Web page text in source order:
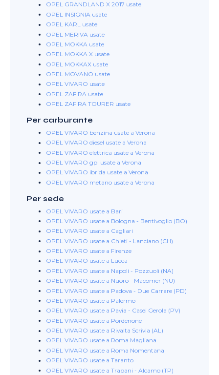
OPEL GRANDLAND X 2017 usate
OPEL INSIGNIA usate
OPEL KARL usate
OPEL MERIVA usate
OPEL MOKKA usate
OPEL MOKKA X usate
OPEL MOKKAX usate
OPEL MOVANO usate
OPEL VIVARO usate
OPEL ZAFIRA usate
OPEL ZAFIRA TOURER usate
Per carburante
OPEL VIVARO benzina usate a Verona
OPEL VIVARO diesel usate a Verona
OPEL VIVARO elettrica usate a Verona
OPEL VIVARO gpl usate a Verona
OPEL VIVARO ibrida usate a Verona
OPEL VIVARO metano usate a Verona
Per sede
OPEL VIVARO usate a Bari
OPEL VIVARO usate a Bologna - Bentivoglio (BO)
OPEL VIVARO usate a Cagliari
OPEL VIVARO usate a Chieti - Lanciano (CH)
OPEL VIVARO usate a Firenze
OPEL VIVARO usate a Lucca
OPEL VIVARO usate a Napoli - Pozzuoli (NA)
OPEL VIVARO usate a Nuoro - Macomer (NU)
OPEL VIVARO usate a Padova - Due Carrare (PD)
OPEL VIVARO usate a Palermo
OPEL VIVARO usate a Pavia - Casei Gerola (PV)
OPEL VIVARO usate a Pordenone
OPEL VIVARO usate a Rivalta Scrivia (AL)
OPEL VIVARO usate a Roma Magliana
OPEL VIVARO usate a Roma Nomentana
OPEL VIVARO usate a Taranto
OPEL VIVARO usate a Trapani - Alcamo (TP)